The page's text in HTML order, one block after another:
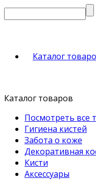
Каталог
Каталог товаров
Посмотреть все
Гигиена кистей
Забота о коже
Декоративная
Кисти
Аксессуары